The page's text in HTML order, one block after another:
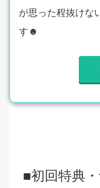
が思った程抜けな
す☻
■初回特典